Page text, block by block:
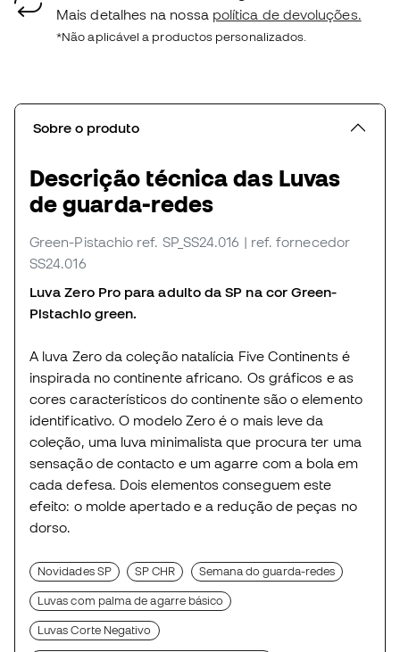
Mais detalhes na nossa política de devoluções.
*Não aplicável a productos personalizados.
Sobre o produto
Descrição técnica das Luvas
de guarda-redes
Green-Pistachio ref. SP_SS24.016 | ref. fornecedor
SS24.016
Luva Zero Pro para adulto da SP na cor Green-
Pistachio green.
A luva Zero da coleção natalícia Five Continents é
inspirada no continente africano. Os gráficos e as
cores característicos do continente são o elemento
identificativo. O modelo Zero é o mais leve da
coleção, uma luva minimalista que procura ter uma
sensação de contacto e um agarre com a bola em
cada defesa. Dois elementos conseguem este
efeito: o molde apertado e a redução de peças no
dorso.
Novidades SP SP CHR Semana do guarda-redes
Luvas com palma de agarre básico
Luvas Corte Negativo